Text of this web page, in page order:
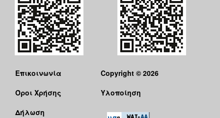
Επικοινωνία
Όροι Χρήσης
Δήλωση
Copyright © 2026
Υλοποίηση